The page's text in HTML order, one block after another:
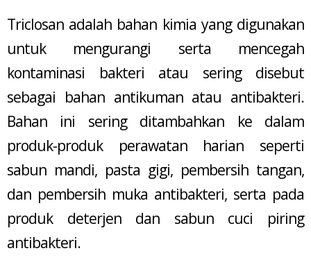
Triclosan adalah bahan kimia yang digunakan
untuk mengurangi serta mencegah
kontaminasi bakteri atau sering disebut
sebagai bahan antikuman atau antibakteri.
Bahan ini sering ditambahkan ke dalam
produk-produk perawatan harian seperti
sabun mandi, pasta gigi, pembersih tangan,
dan pembersih muka antibakteri, serta pada
produk deterjen dan sabun cuci piring
antibakteri.